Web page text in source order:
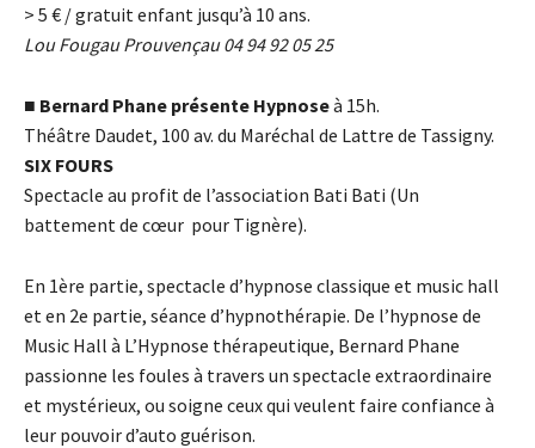
> 5 € / gratuit enfant jusqu’à 10 ans.
Lou Fougau Prouvençau 04 94 92 05 25
■ Bernard Phane présente Hypnoseà 15h.
Théâtre Daudet, 100 av. du Maréchal de Lattre de Tassigny.
SIX FOURS
Spectacle au profit de l’association Bati Bati (Un
battement de cœur pour Tignère).
En 1ère partie, spectacle d’hypnose classique et music hall
et en 2e partie, séance d’hypnothérapie. De l’hypnose de
Music Hall à L’Hypnose thérapeutique, Bernard Phane
passionne les foules à travers un spectacle extraordinaire
et mystérieux, ou soigne ceux qui veulent faire confiance à
leur pouvoir d’auto guérison.